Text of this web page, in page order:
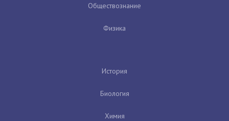
Обществознание
Физика
История
Биология
Химия